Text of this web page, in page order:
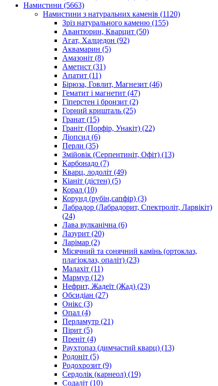
Намистини (5663)
Намистини з натуральних каменів (1120)
Зріз натурального каменю (155)
Авантюрин, Кварцит (50)
Агат, Халцедон (92)
Аквамарин (5)
Амазоніт (8)
Аметист (31)
Апатит (11)
Бірюза, Говлит, Магнезит (46)
Гематит і магнетит (47)
Гіперстен і бронзит (2)
Горний кришталь (25)
Гранат (15)
Граніт (Порфір, Унакіт) (22)
Діопсид (6)
Перли (35)
Змійовік (Серпентиніт, Офіт) (13)
Карбонадо (7)
Кварц, лодоліт (49)
Кіаніт (дістен) (5)
Корал (10)
Корунд (рубін,сапфір) (3)
Лабрадор (Лабрадорит, Спектроліт, Ларвікіт)
(24)
Лава вулканічна (6)
Лазурит (20)
Ларімар (2)
Місячний та сонячний камінь (ортоклаз,
плагіоклаз, опаліт) (23)
Малахіт (11)
Мармур (12)
Нефрит, Жадеїт (Жад) (23)
Обсидіан (27)
Онікс (3)
Опал (4)
Перламутр (21)
Пірит (5)
Преніт (4)
Раухтопаз (димчастий кварц) (13)
Родоніт (5)
Родохрозит (9)
Сердолік (карнеол) (19)
Содаліт (10)